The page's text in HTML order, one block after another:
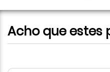
Acho que estes